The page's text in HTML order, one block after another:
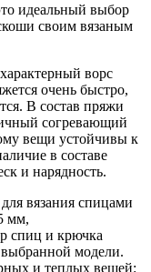
идеальный выбор
своим вязаным
ворс
очень быстро,
В состав пряжи
согревающий
вещи устойчивы к
в составе
и нарядность.
вязания спицами
мм,
спиц и крючка
выбранной модели.
и теплых вещей: